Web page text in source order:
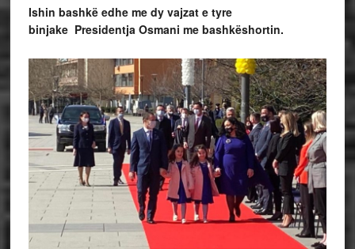
Ishin bashkë edhe me dy vajzat e tyre
binjake Presidentja Osmani me bashkëshortin.